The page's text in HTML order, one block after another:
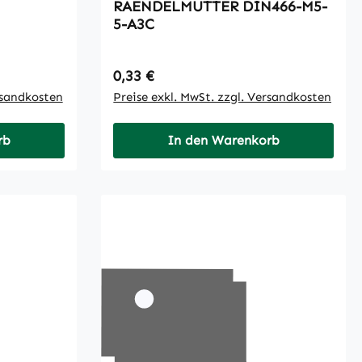
RAENDELMUTTER DIN466-M5-
5-A3C
Regulärer Preis:
0,33 €
Preise exkl. MwSt. zzgl. Versandkosten
In den Warenkorb